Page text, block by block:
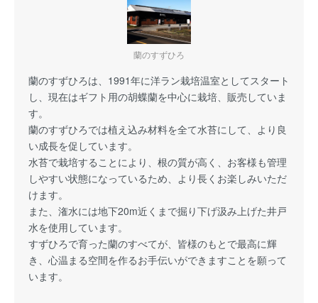
蘭のすずひろ
蘭のすずひろは、1991年に洋ラン栽培温室としてスタート
し、現在はギフト用の胡蝶蘭を中心に栽培、販売していま
す。
蘭のすずひろでは植え込み材料を全て水苔にして、より良
い成長を促しています。
水苔で栽培することにより、根の質が高く、お客様も管理
しやすい状態になっているため、より長くお楽しみいただ
けます。
また、潅水には地下20m近くまで掘り下げ汲み上げた井戸
水を使用しています。
すずひろで育った蘭のすべてが、皆様のもとで最高に輝
き、心温まる空間を作るお手伝いができますことを願って
います。